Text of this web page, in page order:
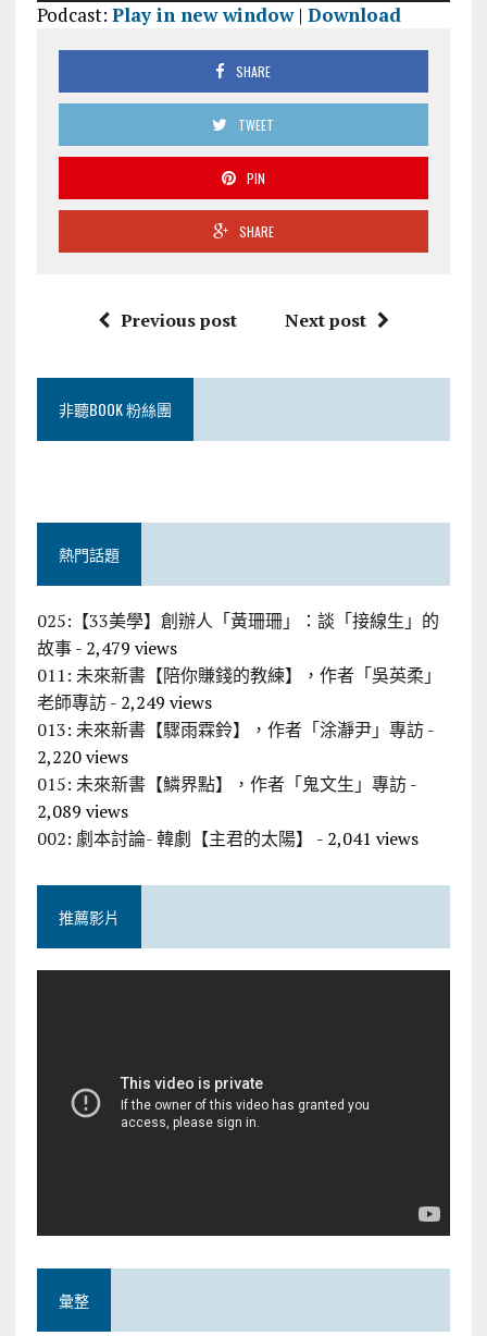
播
Podcast: Play in new window| Download
SHARE
TWEET
PIN
SHARE
Previous post Next post
非聽BOOK 粉絲團
熱門話題
025:【33美學】創辦人「黃珊珊」：談「接線生」的
故事- 2,479 views
011: 未來新書【陪你賺錢的教練】，作者「吳英柔」
老師專訪- 2,249 views
013: 未來新書【驟雨霖鈴】，作者「涂瀞尹」專訪-
2,220 views
015: 未來新書【鱗界點】，作者「鬼文生」專訪-
2,089 views
002: 劇本討論- 韓劇【主君的太陽】
- 2,041 views
推薦影片
彙整